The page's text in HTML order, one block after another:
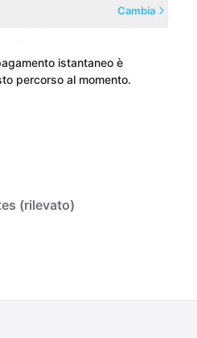
Cambia
istantaneo è
percorso al momento.
(rilevato)